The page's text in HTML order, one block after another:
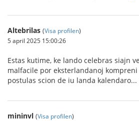
Altebrilas (Visa profilen)
5 april 2025 15:00:26
Estas kutime, ke lando celebras siajn
malfacile por eksterlandanoj
postulas scion de iu landa kalendaro...
mininvl (Visa profilen)